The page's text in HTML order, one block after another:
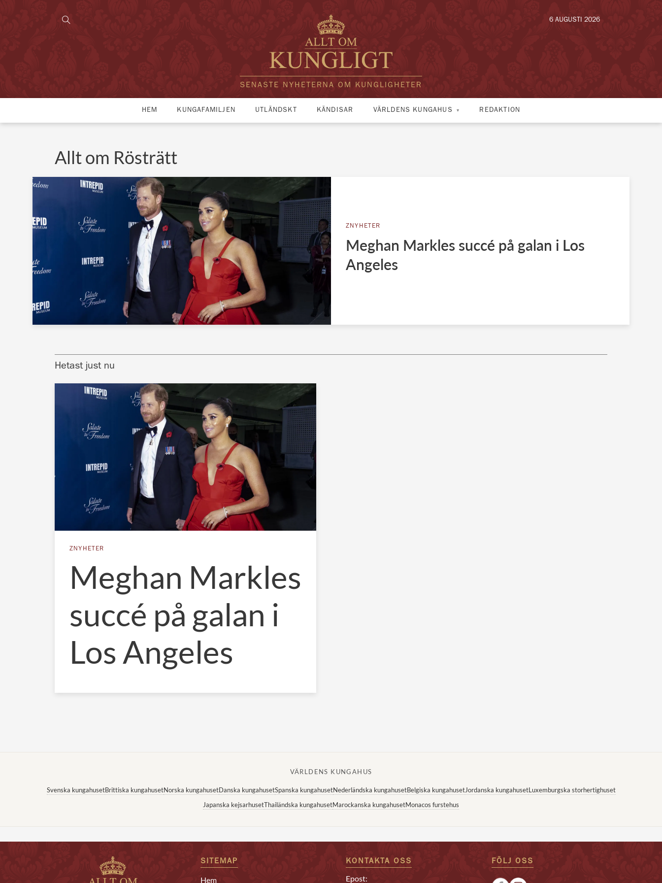
SENASTE NYHETERNA OM KUNGLIGHETER
6 AUGUSTI 2026
HEM KUNGAFAMILJEN UTLÄNDSKT KÄNDISAR VÄRLDENS KUNGAHUS REDAKTION
Allt om Rösträtt
ZNYHETER
Meghan Markles succé på galan i Los
Angeles
Hetast just nu
ZNYHETER
Meghan Markles
succé på galan i
Los Angeles
VÄRLDENS KUNGAHUS
Svenska kungahusetBrittiska kungahusetNorska kungahusetDanska kungahusetSpanska kungahusetNederländska kungahusetBelgiska kungahusetJordanska kungahusetLuxemburgska storhertighuset
Japanska kejsarhusetThailändska kungahusetMarockanska kungahusetMonacos furstehus
SITEMAP
Hem
KONTAKTA OSS
Epost:
FÖLJ OSS